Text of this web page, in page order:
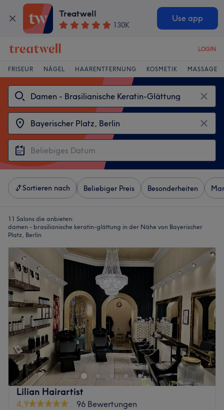
Treatwell
130K
Use app
LOGIN
FRISEUR NÄGEL HAARENTFERNUNG KOSMETIK MASSAGE
Sortieren nach Beliebiger Preis Besonderheiten
11 Salons die anbieten:
damen - brasilianische keratin-glättung in der Nähe von Bayerischer
Platz, Berlin
Lilian Hairartist
4,9
96 Bewertungen